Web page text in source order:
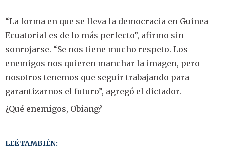
“La forma en que se lleva la democracia en Guinea
Ecuatorial es de lo más perfecto”, afirmo sin
sonrojarse. “Se nos tiene mucho respeto. Los
enemigos nos quieren manchar la imagen, pero
nosotros tenemos que seguir trabajando para
garantizarnos el futuro”, agregó el dictador.
¿Qué enemigos, Obiang?
LEÉ TAMBIÉN: